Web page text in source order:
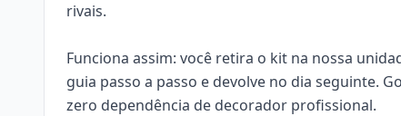
rivais.
Funciona assim: você retira o kit na nossa
guia passo a passo e devolve no dia seguinte.
zero dependência de decorador profissional.